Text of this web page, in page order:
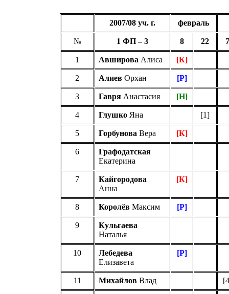
2007/08 уч. г. февраль
№ 1 ФП –3 8 22 7
1 Авширова Алиса [К]
2 Алиев Орхан [Р]
3 Гавря Анастасия [Н]
4 Глушко Яна [1]
5 Горбунова Вера [К]
6
Графодатская
Екатерина
7
Кайгородова
Анна
[К]
8 Королёв Максим [Р]
9
Кульгаева
Наталья
10
Лебедева
Елизавета
[Р]
11 Михайлов Влад